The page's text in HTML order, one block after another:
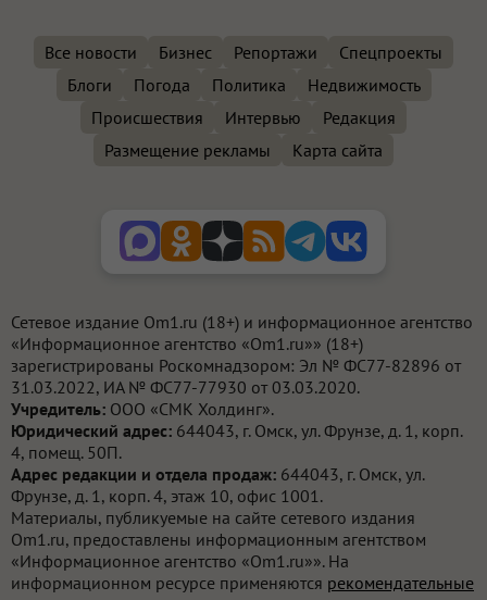
Все новости Бизнес Репортажи
Спецпроекты
Блоги
Погода Политика
Недвижимость
Происшествия
Интервью
Редакция
Размещение рекламы
Карта сайта
Сетевое издание Om1.ru (18+) и информационное агентство
«Информационное агентство «Om1.ru»» (18+)
зарегистрированы Роскомнадзором: Эл № ФС77-82896 от
31.03.2022, ИА № ФС77-77930 от 03.03.2020.
Учредитель: ООО «СМК Холдинг».
Юридический адрес: 644043, г. Омск, ул. Фрунзе, д. 1, корп.
4, помещ. 50П.
Адрес редакции и отдела продаж: 644043, г. Омск, ул.
Фрунзе, д. 1, корп. 4, этаж 10, офис 1001.
Материалы, публикуемые на сайте сетевого издания
Om1.ru, предоставлены информационным агентством
«Информационное агентство «Om1.ru»». На
информационном ресурсе применяются рекомендательные